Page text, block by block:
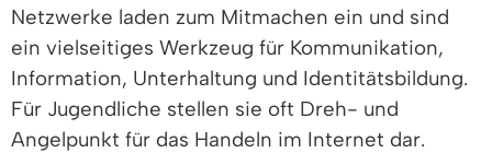
Netzwerke laden zum Mitmachen ein und sind
ein vielseitiges Werkzeug für Kommunikation,
Information, Unterhaltung und Identitätsbildung.
Für Jugendliche stellen sie oft Dreh- und
Angelpunkt für das Handeln im Internet dar.